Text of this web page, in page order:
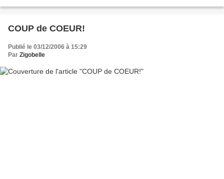
COUP de COEUR!
Publié le 03/12/2006 à 15:29
Par Zigobelle